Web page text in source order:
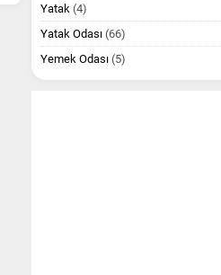
Yatak (4)
Yatak Odası (66)
Yemek Odası (5)